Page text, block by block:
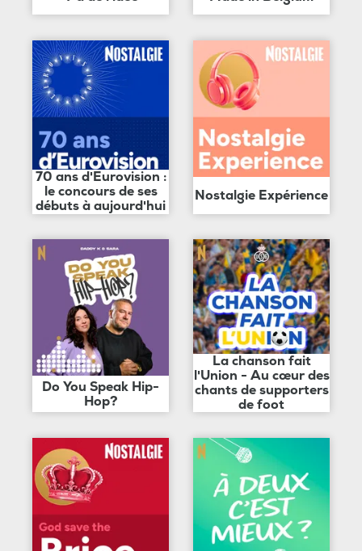
70 ans d'Eurovision :
le concours de ses
débuts à aujourd'hui
Nostalgie Expérience
Do You Speak Hip-
Hop?
La chanson fait
l'Union - Au cœur des
chants de supporters
de foot